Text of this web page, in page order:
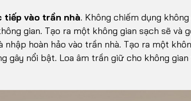
vào trần nhà. Không chiếm dụng không
gian. Tạo ra một không gian sạch sẽ và
hoàn hảo vào trần nhà. Tạo ra một
gây nổi bật. Loa âm trần giữ cho không